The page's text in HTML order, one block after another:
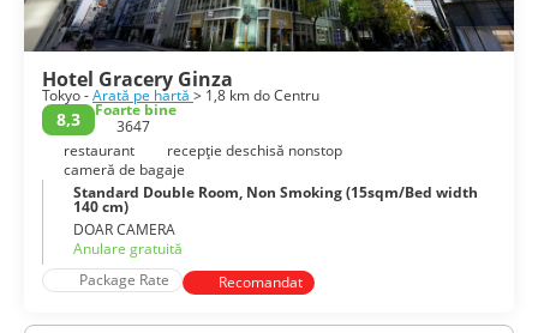
Hotel Gracery Ginza
Tokyo -Arată pe hartă > 1,8 km do Centru
8,3
Foarte bine
3647
restaurant
recepţie deschisă nonstop
cameră de bagaje
Standard Double Room, Non Smoking (15sqm/Bed width
140 cm)
DOAR CAMERA
Anulare gratuită
Package Rate
Recomandat